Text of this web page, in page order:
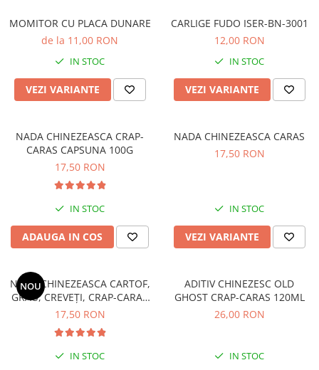
Rig pescuit
Opritoare pescuit
Crosete si burghie pescuit
Foarfeca pescuit
Cleste pescuit
Fire Pescuit
Fir textil pescuit
Fir monofilament
Fire de pescuit
Fir feeder
Fir spinning
Fir staționar
Nadă și momeală
MOMITOR CU PLACA DUNARE
de la 11,00 RON
IN STOC
VEZI VARIANTE
CARLIGE FUDO ISER-BN-3001
12,00 RON
IN STOC
VEZI VARIANTE
NADA CHINEZEASCA CRAP-
CARAS CAPSUNA 100G
17,50 RON
IN STOC
ADAUGA IN COS
NADA CHINEZEASCA CARAS
17,50 RON
IN STOC
VEZI VARIANTE
NOU
NADA CHINEZEASCA CARTOF,
GRÂU, CREVEȚI, CRAP-CARAS
120G
17,50 RON
IN STOC
ADITIV CHINEZESC OLD
GHOST CRAP-CARAS 120ML
26,00 RON
IN STOC